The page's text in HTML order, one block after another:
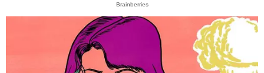
Brainberries